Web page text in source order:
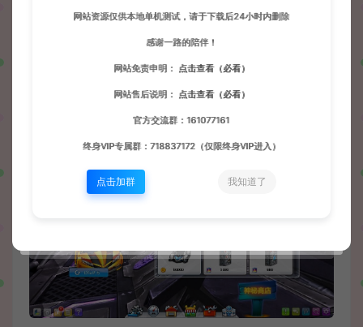
网站资源仅供本地单机测试，请于下载后24小时内删除
感谢一路的陪伴！
网站免责申明： 点击查看（必看）
网站售后说明： 点击查看（必看）
官方交流群：161077161
终身VIP专属群：718837172（仅限终身VIP进入）
点击加群 我知道了